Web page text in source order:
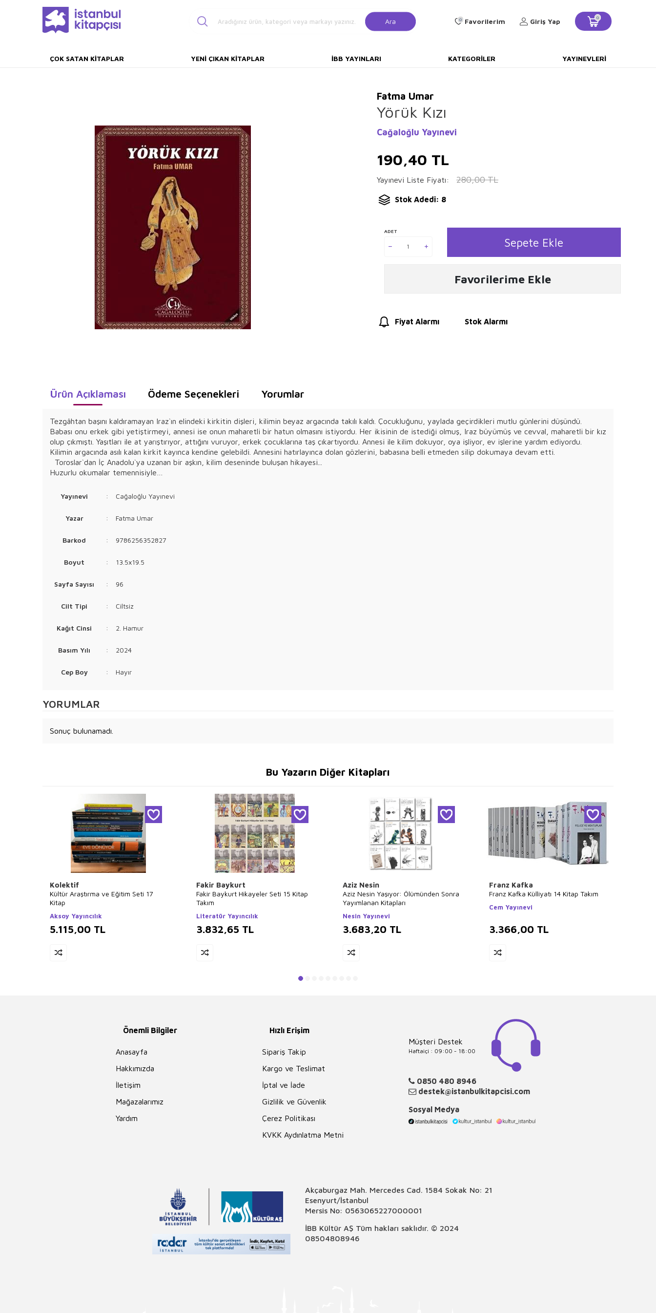
Ara 0 Favorilerim Giriş Yap 0
ÇOK SATAN KITAPLAR YENI ÇIKAN KITAPLAR İBB YAYINLARI KATEGORILER YAYINEVLERI
Fatma Umar
Yörük Kızı
Cağaloğlu Yayınevi
190,40 TL
Yayınevi Liste Fiyatı: 280,00TL
Stok Adedi: 8
ADET
Sepete Ekle
Favorilerime Ekle
Fiyat Alarmı Stok Alarmı
Ürün Açıklaması Ödeme Seçenekleri Yorumlar
Tezgâhtan başını kaldıramayan Iraz`ın elindeki kirkitin dişleri, kilimin beyaz argacında takılı kaldı. Çocukluğunu, yaylada geçirdikleri mutlu günlerini düşündü.
Babası onu erkek gibi yetiştirmeyi, annesi ise onun maharetli bir hatun olmasını istiyordu. Her ikisinin de istediği olmuş, Iraz büyümüş ve cevval, maharetli bir kız
olup çıkmıştı. Yaşıtları ile at yarıştırıyor, attığını vuruyor, erkek çocuklarına taş çıkartıyordu. Annesi ile kilim dokuyor, oya işliyor, ev işlerine yardım ediyordu.
Kilimin argacında asılı kalan kirkit kayınca kendine gelebildi. Annesini hatırlayınca dolan gözlerini, babasına belli etmeden silip dokumaya devam etti.
Toroslar`dan İç Anadolu`ya uzanan bir aşkın, kilim deseninde buluşan hikayesi...
Huzurlu okumalar temennisiyle…
Yayınevi : Cağaloğlu Yayınevi
Yazar : Fatma Umar
Barkod : 9786256352827
Boyut : 13.5x19.5
Sayfa Sayısı : 96
Cilt Tipi : Ciltsiz
Kağıt Cinsi : 2. Hamur
Basım Yılı : 2024
Cep Boy : Hayır
YORUMLAR
Sonuç bulunamadı.
Bu Yazarın Diğer Kitapları
Kolektif
Kültür Araştırma ve Eğitim Seti 17
Kitap
Aksoy Yayıncılık
5.115,00 TL
Fakir Baykurt
Fakir Baykurt Hikayeler Seti 15 Kitap
Takım
Literatür Yayıncılık
3.832,65 TL
Aziz Nesin
Aziz Nesin Yaşıyor: Ölümünden Sonra
Yayımlanan Kitapları
Nesin Yayınevi
3.683,20 TL
Franz Kafka
Franz Kafka Külliyatı 14 Kitap Takım
Cem Yayınevi
3.366,00 TL
Önemli Bilgiler
Anasayfa
Hakkımızda
İletişim
Mağazalarımız
Yardım
Hızlı Erişim
Sipariş Takip
Kargo ve Teslimat
İptal ve İade
Gizlilik ve Güvenlik
Çerez Politikası
KVKK Aydınlatma Metni
Müşteri Destek
Haftaiçi : 09:00 - 18:00
0850 480 8946
destek@istanbulkitapcisi.com
Sosyal Medya
Akçaburgaz Mah. Mercedes Cad. 1584 Sokak No: 21
Esenyurt/İstanbul
Mersis No: 0563065227000001
İBB Kültür AŞ Tüm hakları saklıdır. © 2024
08504808946